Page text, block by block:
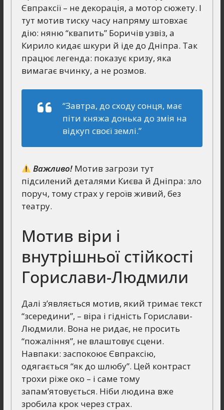
Євпраксії – не декорація, а мотор сюжету. І
тут мотив тиску часу напряму штовхає
дію: няню “квапить” Боричів узвіз, а
Кирило кидає шкури й іде до Дніпра. Так
працює легенда: показує кризу, яка
вимагає вчинку, а не розмов.
“Завтра, до сходу сонця, має
піти княжа донька до змія на
відкуп своєї землі.”
Важливо! Мотив загрози тут
підсилений деталями Києва й Дніпра: зло
поруч, тому страх у героїв живий, без
театру.
Мотив віри і
внутрішньої стійкості
Горислави-Людмили
Далі з’являється мотив, який тримає текст
“зсередини”, – віра і гідність Горислави-
Людмили. Вона не ридає, не просить
“пожаління”, не влаштовує сцени.
Навпаки: заспокоює Євпраксію,
одягається “як до шлюбу”. Цей контраст
трохи ріже око – і саме тому
запам’ятовується. Ніби людина вже
зробила крок через страх.